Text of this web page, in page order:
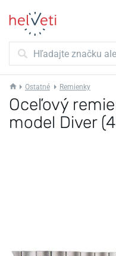
Ostatné Remienky
Oceľový
model Diver